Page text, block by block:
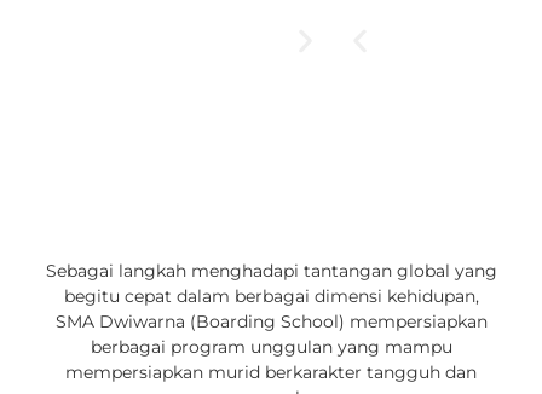
Sebagai langkah menghadapi tantangan global yang
begitu cepat dalam berbagai dimensi kehidupan,
SMA Dwiwarna (Boarding School) mempersiapkan
berbagai program unggulan yang mampu
mempersiapkan murid berkarakter tangguh dan